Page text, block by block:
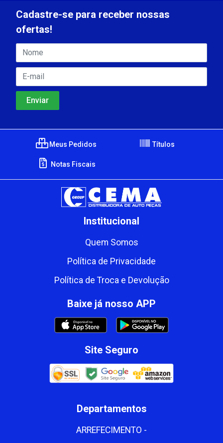
Cadastre-se para receber nossas
ofertas!
Meus Pedidos Títulos
Notas Fiscais
Institucional
Quem Somos
Política de Privacidade
Política de Troca e Devolução
Baixe já nosso APP
Site Seguro
Departamentos
ARREFECIMENTO -